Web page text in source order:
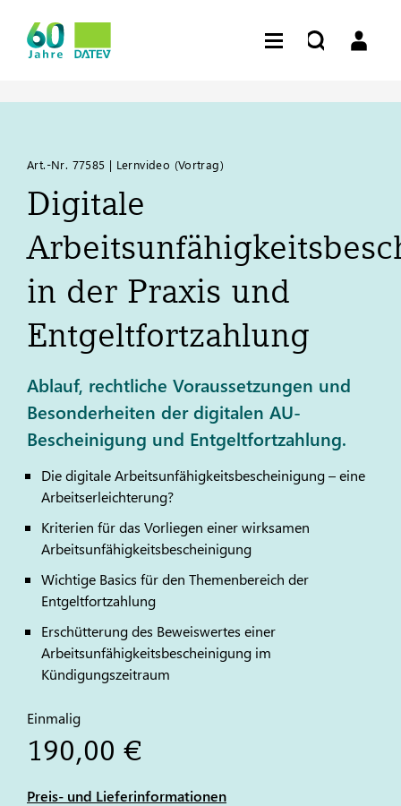
Art.-Nr. 77585 | Lernvideo (Vortrag)
Digitale
in der Praxis und
Entgeltfortzahlung
Ablauf, rechtliche Voraussetzungen und
Besonderheiten der digitalen AU-
Bescheinigung und Entgeltfortzahlung.
Die digitale Arbeitsunfähigkeitsbescheinigung – eine
Arbeitserleichterung?
Kriterien für das Vorliegen einer wirksamen
Arbeitsunfähigkeitsbescheinigung
Wichtige Basics für den Themenbereich der
Entgeltfortzahlung
Erschütterung des Beweiswertes einer
Arbeitsunfähigkeitsbescheinigung im
Kündigungszeitraum
Einmalig
190,00 €
Preis- und Lieferinformationen